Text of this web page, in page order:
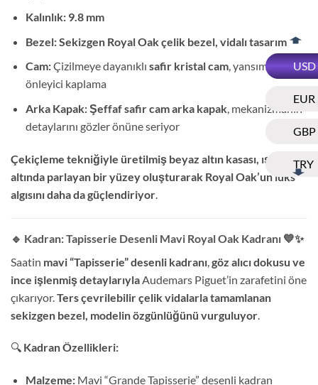
USD
EUR
GBP
TRY
Kalınlık: 9.8 mm
Bezel:Sekizgen Royal Oak çelik bezel, vidalı tasarım
Cam:Çizilmeye dayanıklı safir kristal cam, yansımayı
önleyici kaplama
Arka Kapak:Şeffaf safir cam arka kapak, mekanizmanın
detaylarını gözler önüne seriyor
Çekiçleme tekniğiyle üretilmiş beyaz altın kasası, ışık
altında parlayan bir yüzey oluşturarak Royal Oak’un lüks
algısını daha da güçlendiriyor.
🔹 Kadran: Tapisserie Desenli Mavi Royal Oak Kadranı 💙✨
Saatin mavi “Tapisserie” desenli kadranı göz alıcı dokusu ve
ince işlenmiş detaylarıyla Audemars Piguet’in zarafetini öne
çıkarıyor. Ters çevrilebilir çelik vidalarla tamamlanan
sekizgen bezel, modelin özgünlüğünü vurguluyor
🔍 Kadran Özellikleri:
Malzeme:Mavi “Grande Tapisserie” desenli kadran